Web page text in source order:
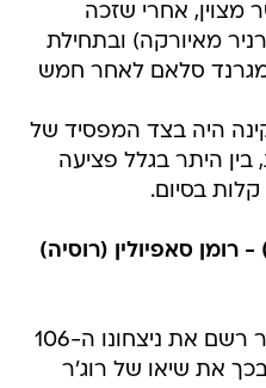
מצוין, אחרי שזכה
מאיורקה) ובתחילת
מגרנד סלאם לאחר חמש
היה בצד המפסיד של
היתר בגלל פציעה
בסיום.
(7, סרביה) - רומן סאפיולין (רוסיה)
בגיל 39, הסרבי הבלתי נגמר רשם את ניצחונו ה-106
בכך את שיאו של רוג'ר